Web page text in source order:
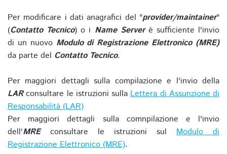
Per modificare i dati anagrafici del "provider/maintainer"
(Contatto Tecnico) o i Name Serverè sufficiente l'invio
di un nuovo Modulo di Registrazione Elettronico (MRE)
da parte del Contatto Tecnico.
Per maggiori dettagli sulla compilazione e l'invio della
LARconsultare le istruzioni sullaLettera di Assunzione di
Responsabilità (LAR)
Per maggiori dettagli sulla comnpilazione e l'invio
dell'MREconsultare le istruzioni sul Modulo di
Registrazione Elettronico (MRE).